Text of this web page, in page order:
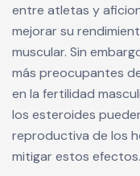
entre atletas y
mejorar su
muscular. Sin
más preocupantes
en la fertilidad
los esteroides
reproductiva de los
mitigar estos efectos.